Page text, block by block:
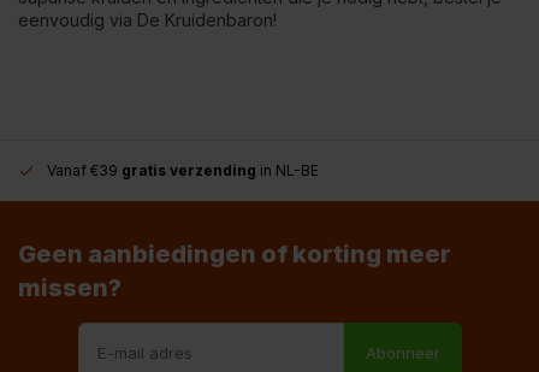
eenvoudig via De Kruidenbaron!
Vanaf €39 gratis verzending in NL-BE
Geen aanbiedingen of korting meer
missen?
Abonneer